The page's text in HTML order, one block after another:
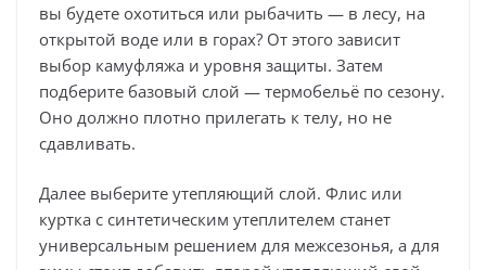
вы будете охотиться или рыбачить — в лесу, на
открытой воде или в горах? От этого зависит
выбор камуфляжа и уровня защиты. Затем
подберите базовый слой — термобельё по сезону.
Оно должно плотно прилегать к телу, но не
сдавливать.
Далее выберите утепляющий слой. Флис или
куртка с синтетическим утеплителем станет
универсальным решением для межсезонья, а для